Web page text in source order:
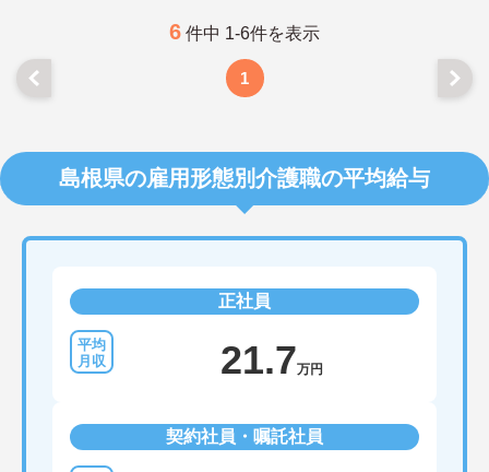
の職場です。介護経験を活かしたい方、福祉の資格
をお持ちの方、安定した法人でキャリアを築きたい
プの道筋が用意されています。急成長中の企業であ
るためポストも豊富にあり、専門性を高めながらマ
ネジメント職への挑戦も視野に入れていただけま
・年間休日114日、残業月平均10時間程度という就
明確にし、心身ともに充実した状態で長くご活躍い
・グループホーム一棟あたりの入居者様20名定員を
常時2～4名のスタッフで支援、国基準を上回る人員
配置や夜間複数名体制が敷かれているため、業務に
ポートが可能です。施設も専用設計で働きやすく、
ご自身の理想とする福祉を実践できる環境が整って
6 件中 1-6件を表示
1
島根県の雇用形態別介護職の平均給与
正社員
21.7万円
契約社員・嘱託社員